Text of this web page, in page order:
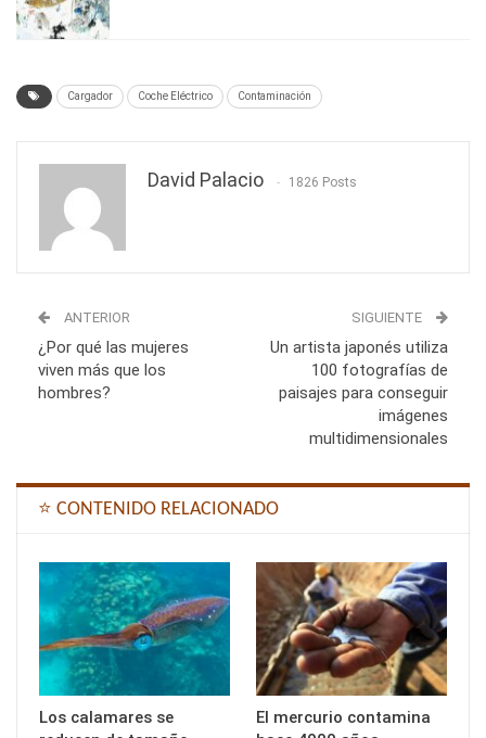
Cargador Coche Eléctrico Contaminación
David Palacio 1826 Posts
ANTERIOR
¿Por qué las mujeres
viven más que los
hombres?
SIGUIENTE
Un artista japonés utiliza
100 fotografías de
paisajes para conseguir
imágenes
multidimensionales
⭐ CONTENIDO RELACIONADO
Los calamares se
El mercurio contamina